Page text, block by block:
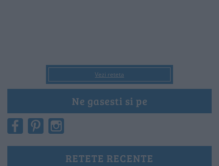
Vezi reteta
Ne gasesti si pe
RETETE RECENTE